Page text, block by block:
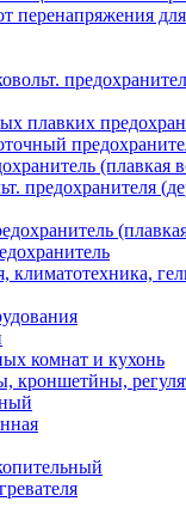
перенапряжения
плавких
(плавкая
предохранителя
климатотехника,
комнат и кухонь
кроншетйны,